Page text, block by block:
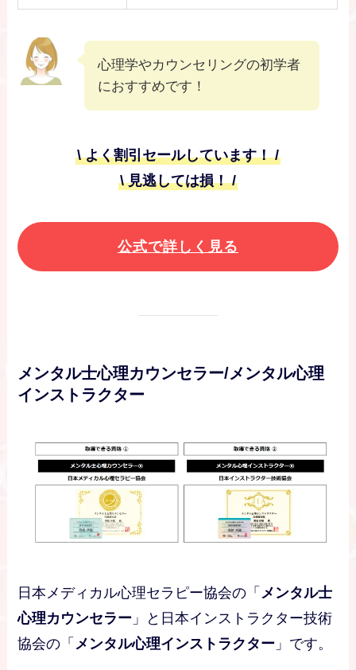
心理学やカウンセリングの初学者
におすすめです！
\ よく割引セールしています！ /
\ 見逃しては損！ /
公式で詳しく見る
メンタル士心理カウンセラー/メンタル心理
インストラクター
日本メディカル心理セラピー協会の「 メンタル士
心理カウンセラー 」と日本インストラクター技術
協会の「 メンタル心理インストラクター 」です。